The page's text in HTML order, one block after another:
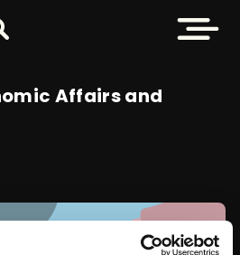
from site Open
Affairs and